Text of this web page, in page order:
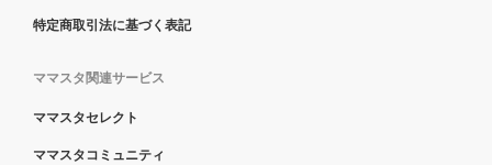
特定商取引法に基づく表記
ママスタ関連サービス
ママスタセレクト
ママスタコミュニティ